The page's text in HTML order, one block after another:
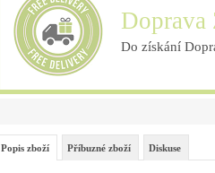
Doprava
Do získání
Popis zboží Příbuzné zboží Diskuse